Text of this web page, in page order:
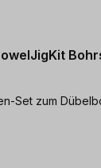
Set zum